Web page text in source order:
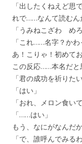
「出したくねえど
れで……なんて読むん
「うみねこざわ め
「これ……名字？か
あ！こりゃ！初めて
この反応……本名だと
「君の成功を祈りた
「はい」
「おれ、メロン食い
「……はい」
もう、なにがなんだ
「で、誰呼んでみる